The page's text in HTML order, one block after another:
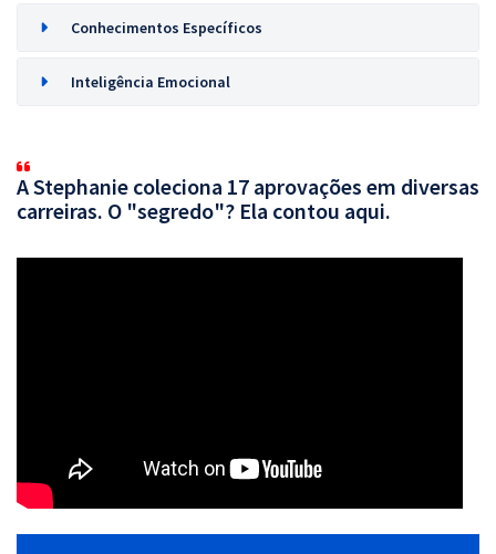
Conhecimentos Específicos
Inteligência Emocional
A Stephanie coleciona 17 aprovações em diversas
carreiras. O "segredo"? Ela contou aqui.